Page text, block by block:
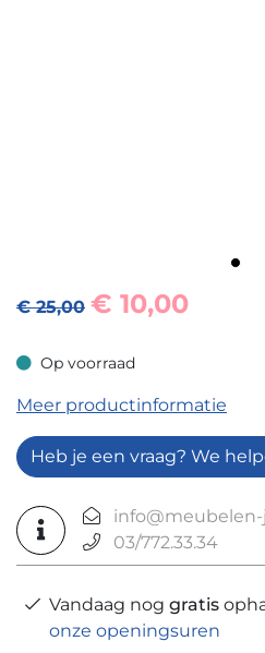
€ 25,00 € 10,00
Op voorraad
Op voorraad
Meer productinformatie
Heb je een vraag? We
03/772.33.34
Vandaag nog gratis
onze openingsuren